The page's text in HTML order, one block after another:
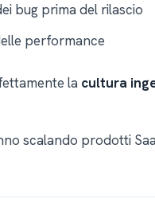
bug prima del rilascio
performance
la cultura
scalando prodotti